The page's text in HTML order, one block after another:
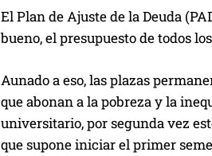
El Plan de Ajuste de la Deuda
bueno, el presupuesto de todos
Aunado a eso, las plazas
que abonan a la pobreza y la
universitario, por segunda vez
que supone iniciar el primer